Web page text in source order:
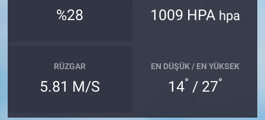
%28 1009 HPA hpa
RÜZGAR
5.81 M/S
EN DÜŞÜK / EN YÜKSEK
14° / 27°